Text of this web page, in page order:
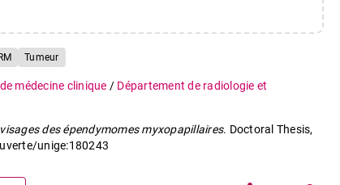
IRM Tumeur
médecine clinique / Département de radiologie et
des épendymomes myxopapillaires. Doctoral Thesis,
unige:180243